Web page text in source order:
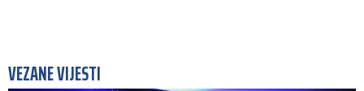
VEZANE VIJESTI